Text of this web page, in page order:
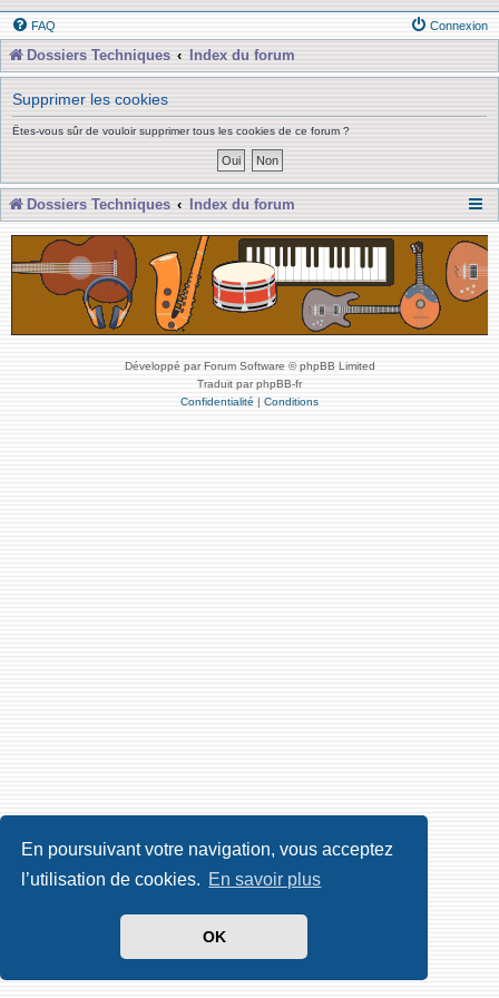
En poursuivant votre navigation, vous acceptez
l’utilisation de cookies. En savoir plus
OK
FAQ Connexion
Dossiers Techniques Index du forum
Supprimer les cookies
Êtes-vous sûr de vouloir supprimer tous les cookies de ce forum ?
Dossiers Techniques Index du forum
Développé par Forum Software © phpBB Limited
Traduit par phpBB-fr
Confidentialité | Conditions